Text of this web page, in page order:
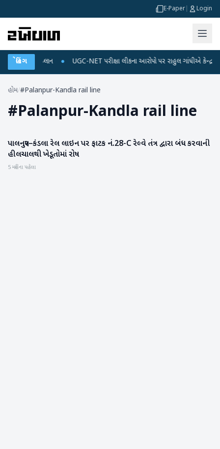
E-Paper Login
બ્રેકિંગ
અને ડેટા પ્લાન ● UGC-NET પરીક્ષા લીકના આરોપો પર રાહુલ ગાંધીએ કેન્દ્ર પર
હોમ/#Palanpur-Kandla rail line
#Palanpur-Kandla rail line
બનાસકાંઠા
પાલનપુર–કંડલા રેલ લાઇન પર ફાટક નં.28-C રેલ્વે તંત્ર દ્વારા બંધ કરવાની
હીલચાલથી ખેડૂતોમાં રોષ
5 મહિના પહેલા